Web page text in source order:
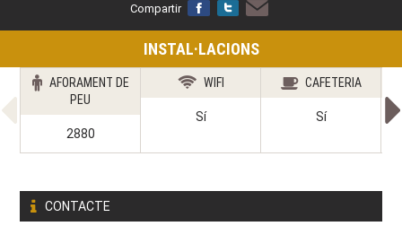
Compartir
INSTAL·LACIONS
AFORAMENT DE
PEU
2880
WIFI
Sí
CAFETERIA
Sí
CONTACTE